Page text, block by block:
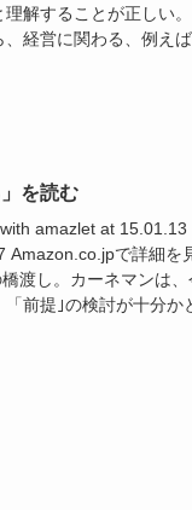
理解することが正しい
経営に関わる、例え
を読む
amazlet at 15.01.13
Amazon.co.jpで詳細を
渡し。カーネマンは、
前提｣の検討が十分か